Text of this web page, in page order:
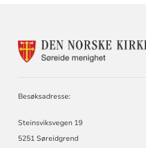
Besøksadresse:
Steinsviksvegen 19
5251 Søreidgrend